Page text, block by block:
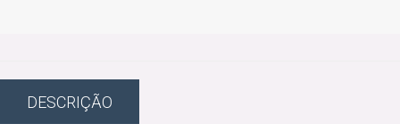
DESCRIÇÃO